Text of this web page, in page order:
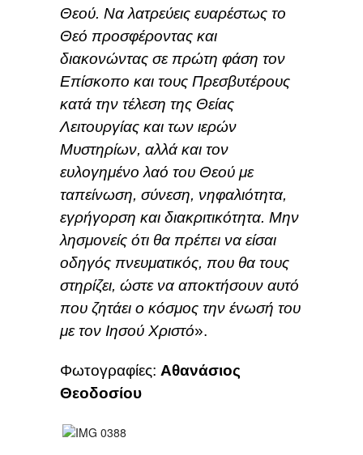
Θεού. Να λατρεύεις ευαρέστως το
Θεό προσφέροντας και
διακονώντας σε πρώτη φάση τον
Επίσκοπο και τους Πρεσβυτέρους
κατά την τέλεση της Θείας
Λειτουργίας και των ιερών
Μυστηρίων, αλλά και τον
ευλογημένο λαό του Θεού με
ταπείνωση, σύνεση, νηφαλιότητα,
εγρήγορση και διακριτικότητα. Μην
λησμονείς ότι θα πρέπει να είσαι
οδηγός πνευματικός, που θα τους
στηρίζει, ώστε να αποκτήσουν αυτό
που ζητάει ο κόσμος την ένωσή του
με τον Ιησού Χριστό».
Φωτογραφίες: Αθανάσιος
Θεοδοσίου